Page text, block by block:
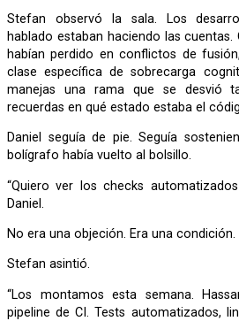
Stefan observó la sala. Los desarrolladores que no habían
hablado estaban haciendo las
habían perdido en conflictos de
clase específica de sobrecarga
manejas una rama que se desvió
recuerdas en qué estado estaba el
Daniel seguía de pie. Seguía sosteniendo el Moleskine. Pero el
bolígrafo había vuelto al bolsillo.
“Quiero ver los checks automatizados antes de empezar”, dijo
Daniel.
No era una objeción. Era una condición.
Stefan asintió.
“Los montamos esta semana. Hassan y yo configuramos el
pipeline de CI. Tests automatizados,